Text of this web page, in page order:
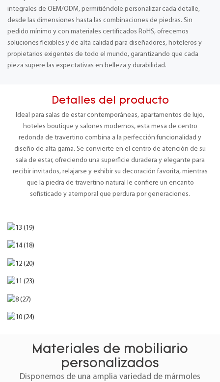
integrales de OEM/ODM, permitiéndole personalizar cada detalle,
desde las dimensiones hasta las combinaciones de piedras. Sin
pedido mínimo y con materiales certificados RoHS, ofrecemos
soluciones flexibles y de alta calidad para diseñadores, hoteleros y
propietarios exigentes de todo el mundo, garantizando que cada
pieza supere las expectativas en belleza y durabilidad.
Detalles del producto
Ideal para salas de estar contemporáneas, apartamentos de lujo,
hoteles boutique y salones modernos, esta mesa de centro
redonda de travertino combina a la perfección funcionalidad y
diseño de alta gama. Se convierte en el centro de atención de su
sala de estar, ofreciendo una superficie duradera y elegante para
recibir invitados, relajarse y exhibir su decoración favorita, mientras
que la piedra de travertino natural le confiere un encanto
sofisticado y atemporal que perdura por generaciones.
Materiales de mobiliario
personalizados
Disponemos de una amplia variedad de mármoles